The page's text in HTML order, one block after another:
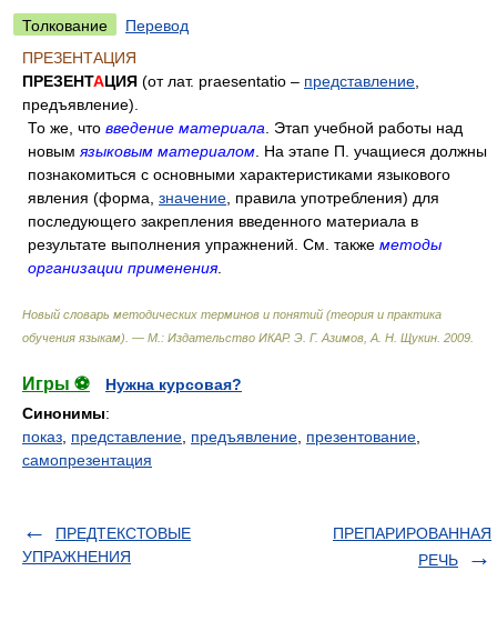
Толкование
Перевод
ПРЕЗЕНТАЦИЯ
ПРЕЗЕНТАЦИЯ (от лат. praesentatio – представление
предъявление).
То же, что введение материала . Этап учебной работы над
новым языковым материалом . На этапе П. учащиеся должны
познакомиться с основными характеристиками языкового
явления (форма, значение , правила употребления) для
последующего закрепления введенного материала в
результате выполнения упражнений. См. также методы
организации применения.
Новый словарь методических терминов и понятий (теория и практика
обучения языкам). — М.: Издательство ИКАР. Э. Г. Азимов, А. Н. Щукин 2009
Игры ⚽
Нужна курсовая?
Синонимы:
показ представление предъявление презентование
самопрезентация
ПРЕДТЕКСТОВЫЕ
УПРАЖНЕНИЯ
ПРЕПАРИРОВАННАЯ
РЕЧЬ